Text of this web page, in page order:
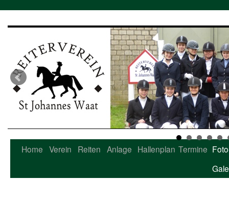
Zum
Home Verein Reiten Anlage Hallenplan Termine